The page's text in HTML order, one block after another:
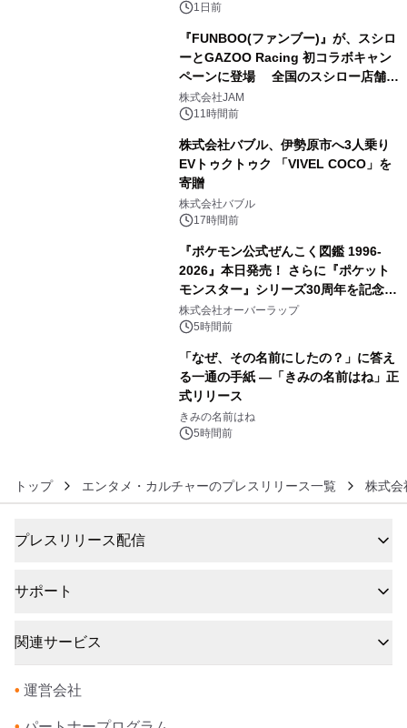
1日前
『FUNBOO(ファンブー)』が、スシロ
ーとGAZOO Racing 初コラボキャン
ペーンに登場 全国のスシロー店舗で
GR 4車種の FUNBOO(ミニカー)付き
メニューが展開されます
株式会社JAM
11時間前
株式会社バブル、伊勢原市へ3人乗り
EVトゥクトゥク 「VIVEL COCO」を
寄贈
株式会社バブル
17時間前
『ポケモン公式ぜんこく図鑑 1996-
2026』本日発売！ さらに『ポケット
モンスター』シリーズ30周年を記念し
た画集『ポケットモンスター ビジュア
ルアートブック』の発売決定！ 2026
株式会社オーバーラップ
5時間前
「なぜ、その名前にしたの？」に答え
る一通の手紙 ―「きみの名前はね」正
式リリース
きみの名前はね
5時間前
トップ エンタメ・カルチャーのプレスリリース一覧 株式会
プレスリリース配信
サポート
関連サービス
• 運営会社